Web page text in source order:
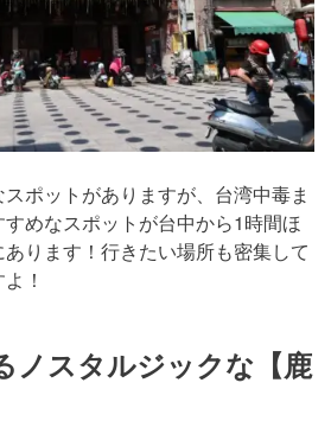
ポットがありますが、台湾中毒ま
めなスポットが台中から1時間ほ
ります！行きたい場所も密集して
！
ノスタルジックな【鹿